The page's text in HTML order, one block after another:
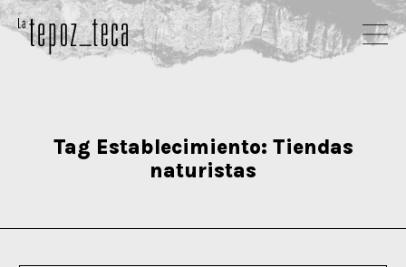
Tag Establecimiento: Tiendas
naturistas